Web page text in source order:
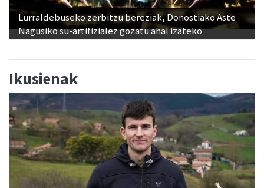
Lurraldebuseko zerbitzu bereziak, Donostiako Aste
Nagusiko su-artifizialez gozatu ahal izateko
Ikusienak